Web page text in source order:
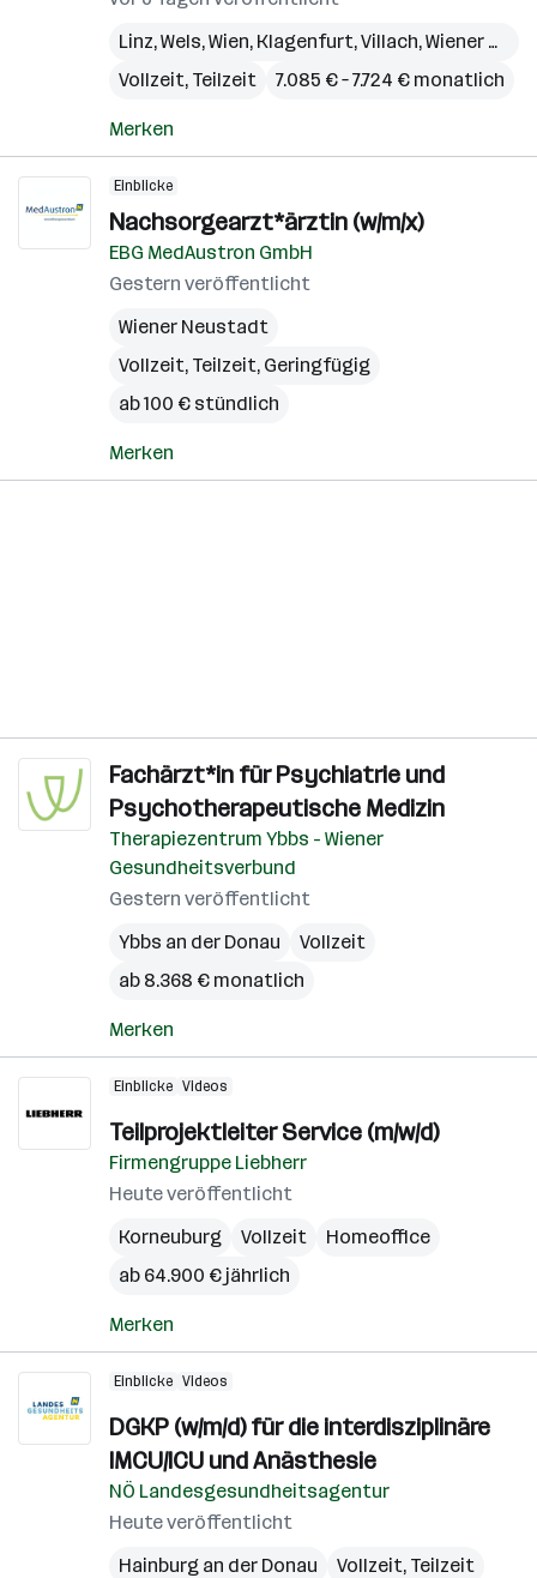
Linz,Wels,Wien, Klagenfurt,Villach,Wiener Neustadt
Vollzeit, Teilzeit
7.085 € – 7.724 € monatlich
Merken
Einblicke
Nachsorgearzt*ärztin (w/m/x)
EBG MedAustron GmbH
Gestern veröffentlicht
Wiener Neustadt
Vollzeit, Teilzeit, Geringfügig
ab 100 € stündlich
Merken
Fachärzt*in für Psychiatrie und
Psychotherapeutische Medizin
Therapiezentrum Ybbs - Wiener
Gesundheitsverbund
Gestern veröffentlicht
Ybbs an der Donau
Vollzeit
ab 8.368 € monatlich
Merken
Einblicke Videos
Teilprojektleiter Service (m/w/d)
Firmengruppe Liebherr
Heute veröffentlicht
Korneuburg
Vollzeit
Homeoffice
ab 64.900 € jährlich
Merken
Einblicke Videos
DGKP (w/m/d) für die interdisziplinäre
IMCU/ICU und Anästhesie
NÖ Landesgesundheitsagentur
Heute veröffentlicht
Hainburg an der Donau
Vollzeit, Teilzeit